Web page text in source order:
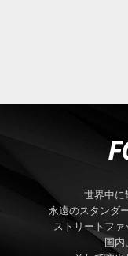
世界中に
永遠のスタンダ
ストリートフ
国内